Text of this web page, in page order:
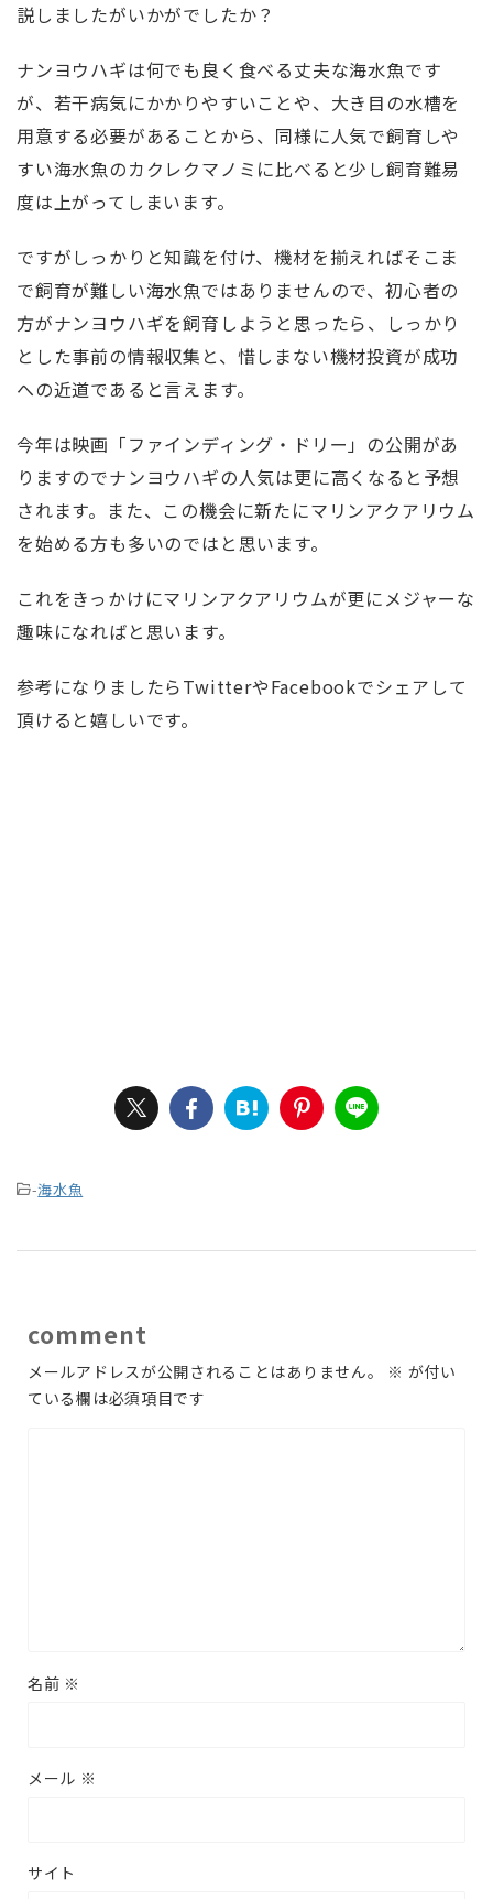
説しましたがいかがでしたか？
ナンヨウハギは何でも良く食べる丈夫な海水魚です
が、若干病気にかかりやすいことや、大き目の水槽を
用意する必要があることから、同様に人気で飼育しや
すい海水魚のカクレクマノミに比べると少し飼育難易
度は上がってしまいます。
ですがしっかりと知識を付け、機材を揃えればそこま
で飼育が難しい海水魚ではありませんので、初心者の
方がナンヨウハギを飼育しようと思ったら、しっかり
とした事前の情報収集と、惜しまない機材投資が成功
への近道であると言えます。
今年は映画「ファインディング・ドリー」の公開があ
りますのでナンヨウハギの人気は更に高くなると予想
されます。また、この機会に新たにマリンアクアリウム
を始める方も多いのではと思います。
これをきっかけにマリンアクアリウムが更にメジャーな
趣味になればと思います。
参考になりましたらTwitterやFacebookでシェアして
頂けると嬉しいです。
-海水魚
comment
メールアドレスが公開されることはありません。 ※ が付い
ている欄は必須項目です
名前 ※
メール ※
サイト